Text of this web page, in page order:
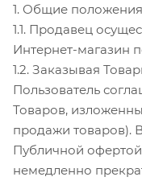
1. Общие положения
1.1. Продавец
Интернет-магазин
1.2. Заказывая
Пользователь
Товаров,
продажи товаров).
Публичной
немедленно